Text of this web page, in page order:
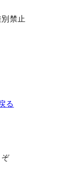
別禁止
る
ぞ